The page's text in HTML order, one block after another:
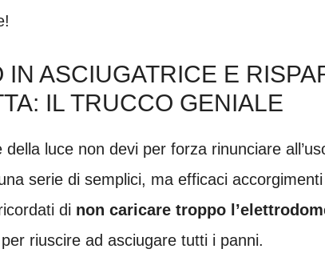
IN ASCIUGATRICE E
IL TRUCCO GENIALE
luce non devi per forza rinunciare
serie di semplici, ma efficaci
di non caricare troppo
riuscire ad asciugare tutti i panni.